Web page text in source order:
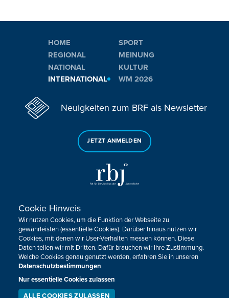
HOME
REGIONAL
NATIONAL
INTERNATIONAL
SPORT
MEINUNG
KULTUR
WM 2026
Neuigkeiten zum BRF als Newsletter
JETZT ANMELDEN
Sie haben noch Fragen oder Anmerkungen?
KONTAKTIEREN SIE UNS!
Impressum Datenschutz Kontakt
Barrierefreiheit
Cookie-Zustimmung anpassen
Design, Konzept & Programmierung:
Cookie Hinweis
Wir nutzen Cookies, um die Funktion der Webseite zu
gewährleisten (essentielle Cookies). Darüber hinaus nutzen wir
Cookies, mit denen wir User-Verhalten messen können. Diese
Daten teilen wir mit Dritten. Dafür brauchen wir Ihre Zustimmung.
Welche Cookies genau genutzt werden, erfahren Sie in unseren
Datenschutzbestimmungen.
Nur essentielle Cookies zulassen
ALLE COOKIES ZULASSEN